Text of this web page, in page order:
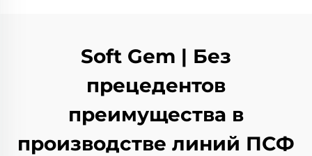
Soft Gem | Без
прецедентов
преимущества в
производстве линий ПСФ